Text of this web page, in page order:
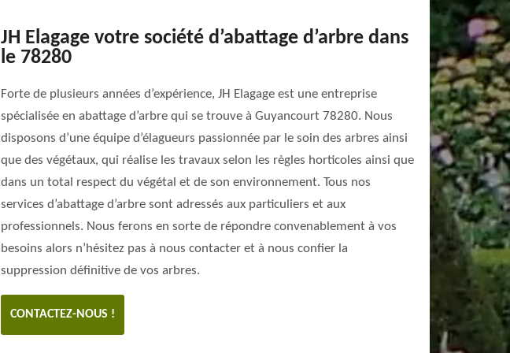
JH Elagage votre société d’abattage d’arbre dans
le 78280
Forte de plusieurs années d’expérience, JH Elagage est une entreprise
spécialisée en abattage d’arbre qui se trouve à Guyancourt 78280. Nous
disposons d’une équipe d’élagueurs passionnée par le soin des arbres ainsi
que des végétaux, qui réalise les travaux selon les règles horticoles ainsi que
dans un total respect du végétal et de son environnement. Tous nos
services d’abattage d’arbre sont adressés aux particuliers et aux
professionnels. Nous ferons en sorte de répondre convenablement à vos
besoins alors n’hésitez pas à nous contacter et à nous confier la
suppression définitive de vos arbres.
CONTACTEZ-NOUS !